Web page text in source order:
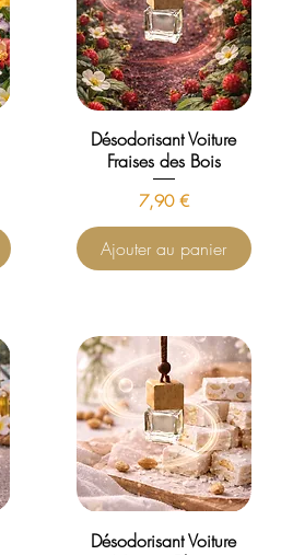
Désodorisant Voiture
Fraises des Bois
Prix
7,90 €
Ajouter au panier
Désodorisant Voiture